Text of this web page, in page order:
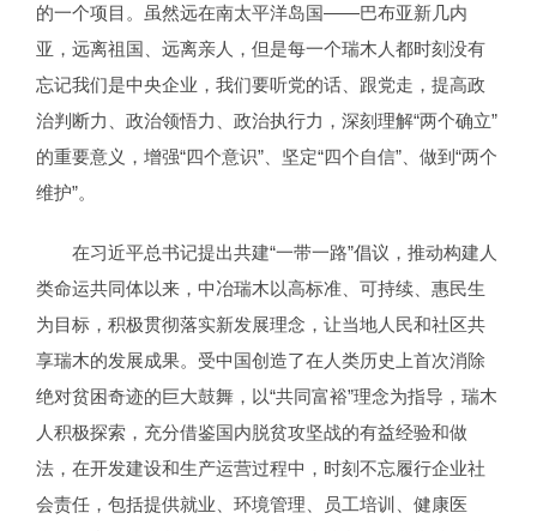
的一个项目。虽然远在南太平洋岛国——巴布亚新几内
亚，远离祖国、远离亲人，但是每一个瑞木人都时刻没有
忘记我们是中央企业，我们要听党的话、跟党走，提高政
治判断力、政治领悟力、政治执行力，深刻理解“两个确立”
的重要意义，增强“四个意识”、坚定“四个自信”、做到“两个
维护”。
在习近平总书记提出共建“一带一路”倡议，推动构建人
类命运共同体以来，中冶瑞木以高标准、可持续、惠民生
为目标，积极贯彻落实新发展理念，让当地人民和社区共
享瑞木的发展成果。受中国创造了在人类历史上首次消除
绝对贫困奇迹的巨大鼓舞，以“共同富裕”理念为指导，瑞木
人积极探索，充分借鉴国内脱贫攻坚战的有益经验和做
法，在开发建设和生产运营过程中，时刻不忘履行企业社
会责任，包括提供就业、环境管理、员工培训、健康医